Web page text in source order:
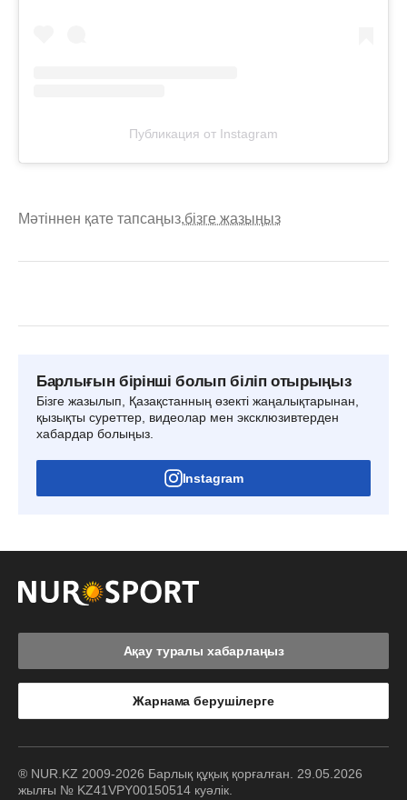
Публикация от Instagram
Мәтіннен қате тапсаңыз,бізге жазыңыз
Барлығын бірінші болып біліп отырыңыз
Бізге жазылып, Қазақстанның өзекті жаңалықтарынан,
қызықты суреттер, видеолар мен эксклюзивтерден
хабардар болыңыз.
Instagram
Ақау туралы хабарлаңыз
Жарнама берушілерге
® NUR.KZ 2009-2026 Барлық құқық қорғалған. 29.05.2026
жылғы № KZ41VPY00150514 куәлік.